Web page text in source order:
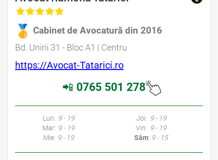
Cabinet de Avocatură din 2016
Bd. Unirii 31 - Bloc A1 | Centru
https://Avocat-Tatarici.ro
📲 0765 501 278
Lun: 9 - 19
Mar: 9 - 19
Mie: 9 - 19
Joi: 9 - 19
Vin: 9 - 19
Sâm: 9 - 15